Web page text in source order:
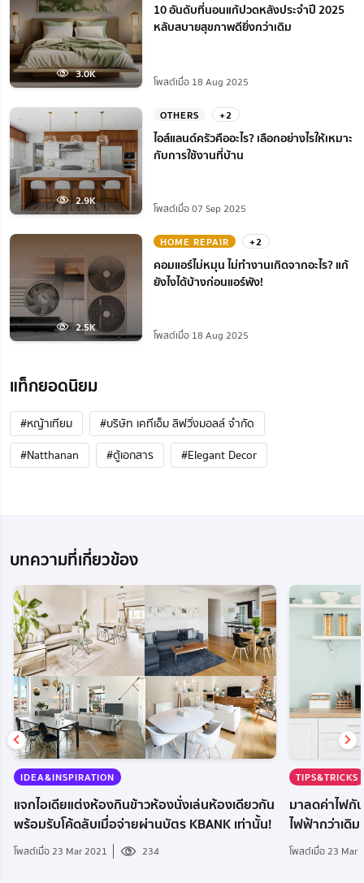
3.0K
10 อันดับที่นอนแก้ปวดหลังประจำปี 2025
หลับสบายสุขภาพดียิ่งกว่าเดิม
โพสต์เมื่อ 18 Aug 2025
2.9K
OTHERS +2
ไอส์แลนด์ครัวคืออะไร? เลือกอย่างไรให้เหมาะ
กับการใช้งานที่บ้าน
โพสต์เมื่อ 07 Sep 2025
2.5K
HOME REPAIR +2
คอมแอร์ไม่หมุน ไม่ทํางานเกิดจากอะไร? แก้
ยังไงได้บ้างก่อนแอร์พัง!
โพสต์เมื่อ 18 Aug 2025
แท็กยอดนิยม
#หญ้าเทียม
#บริษัท เคทีเอ็ม ลิฟวิ่งมอลล์ จำกัด
#Natthanan
#ตู้เอกสาร #Elegant Decor
บทความที่เกี่ยวข้อง
IDEA&INSPIRATION
แจกไอเดียแต่งห้องกินข้าวห้องนั่งเล่นห้องเดียวกัน
พร้อมรับโค้ดลับเมื่อจ่ายผ่านบัตร KBANK เท่านั้น!
โพสต์เมื่อ 23 Mar 2021 234
TIPS&TRICKS
มาลดค่าไฟกั
ไฟฟ้ากว่าเดิม
โพสต์เมื่อ 23 Mar